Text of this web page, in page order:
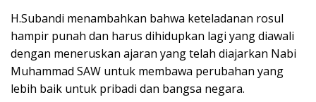
H.Subandi menambahkan bahwa keteladanan rosul
hampir punah dan harus dihidupkan lagi yang diawali
dengan meneruskan ajaran yang telah diajarkan Nabi
Muhammad SAW untuk membawa perubahan yang
lebih baik untuk pribadi dan bangsa negara.